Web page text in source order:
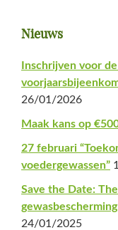
Primaire
Sidebar
Nieuws
Inschrijven voor
26/01/2026
Maak kans op
27 februari
voedergewassen”
Save the Date:
24/01/2025